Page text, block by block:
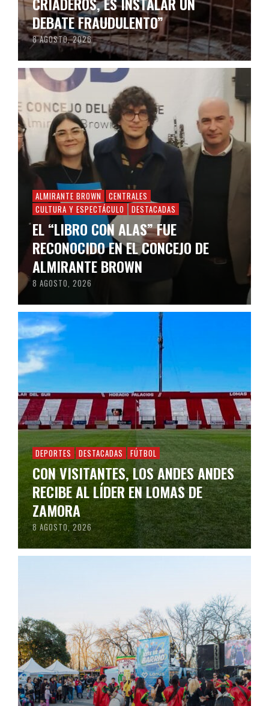
DEBATE FRAUDULENTO”
8 AGOSTO, 2026
ALMIRANTE BROWN
CENTRALES
CULTURA Y ESPECTÁCULO
DESTACADAS
EL “LIBRO CON ALAS” FUE
RECONOCIDO EN EL CONCEJO DE
ALMIRANTE BROWN
8 AGOSTO, 2026
DEPORTES DESTACADAS FÚTBOL
CON VISITANTES, LOS ANDES ANDES
RECIBE AL LÍDER EN LOMAS DE
ZAMORA
8 AGOSTO, 2026